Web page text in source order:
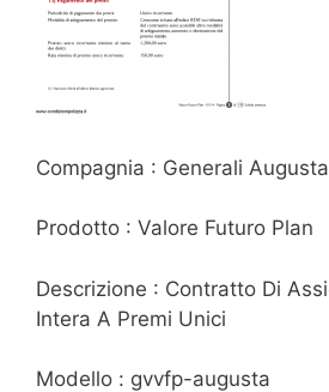
Compagnia : Generali Augusta
Prodotto : Valore Futuro Plan
Descrizione : Contratto Di
Intera A Premi Unici
Modello : gvvfp-augusta